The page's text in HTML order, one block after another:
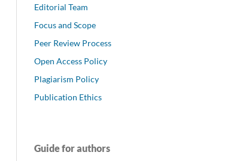
Editorial Team
Focus and Scope
Peer Review Process
Open Access Policy
Plagiarism Policy
Publication Ethics
Guide for authors